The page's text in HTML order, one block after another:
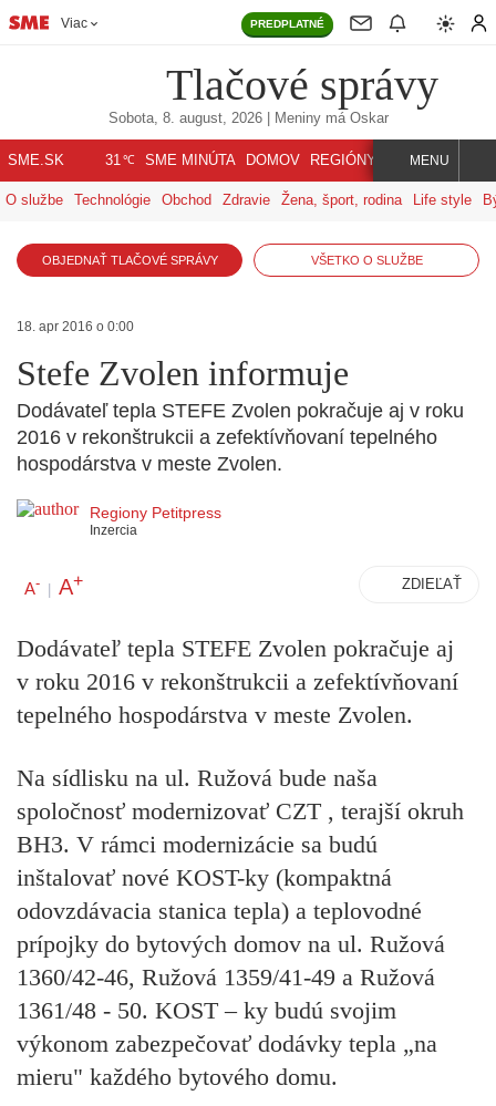
Viac PREDPLATNÉ
Tlačové správy
Sobota, 8. august, 2026| Meniny má Oskar
SME.SK 31℃ SME MINÚTA DOMOV REGIÓNY INDEX SVET
MENU
O službe Technológie Obchod Zdravie Žena, šport, rodina Life style
OBJEDNAŤ TLAČOVÉ SPRÁVY VŠETKO O SLUŽBE
18. apr 2016 o 0:00
Stefe Zvolen informuje
Dodávateľ tepla STEFE Zvolen pokračuje aj v roku
2016 v rekonštrukcii a zefektívňovaní tepelného
hospodárstva v meste Zvolen.
Regiony Petitpress
Inzercia
A- | A+ ZDIEĽAŤ
Dodávateľ tepla STEFE Zvolen pokračuje aj
v roku 2016 v rekonštrukcii a zefektívňovaní
tepelného hospodárstva v meste Zvolen.
Na sídlisku na ul. Ružová bude naša
spoločnosť modernizovať CZT , terajší okruh
BH3. V rámci modernizácie sa budú
inštalovať nové KOST-ky (kompaktná
odovzdávacia stanica tepla) a teplovodné
prípojky do bytových domov na ul. Ružová
1360/42-46, Ružová 1359/41-49 a Ružová
1361/48 - 50. KOST – ky budú svojim
výkonom zabezpečovať dodávky tepla „na
mieru" každého bytového domu.